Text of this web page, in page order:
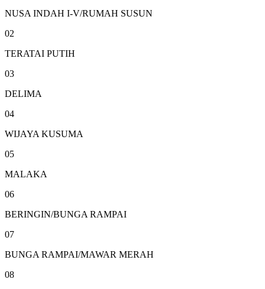
NUSA INDAH I-V/RUMAH SUSUN
02
TERATAI PUTIH
03
DELIMA
04
WIJAYA KUSUMA
05
MALAKA
06
BERINGIN/BUNGA RAMPAI
07
BUNGA RAMPAI/MAWAR MERAH
08